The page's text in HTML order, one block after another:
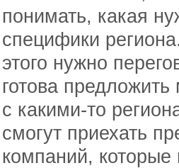
понимать, какая
специфики
этого нужно
готова
с какими-то
смогут приехать
компаний, которые